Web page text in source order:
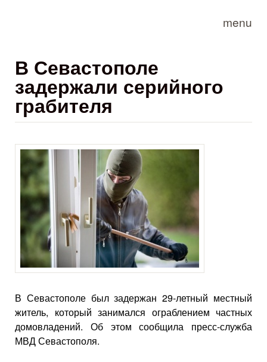
menu
В Севастополе
задержали серийного
грабителя
В Севастополе был задержан 29-летный местный
житель, который занимался ограблением частных
домовладений. Об этом сообщила пресс-служба
МВД Севастополя.